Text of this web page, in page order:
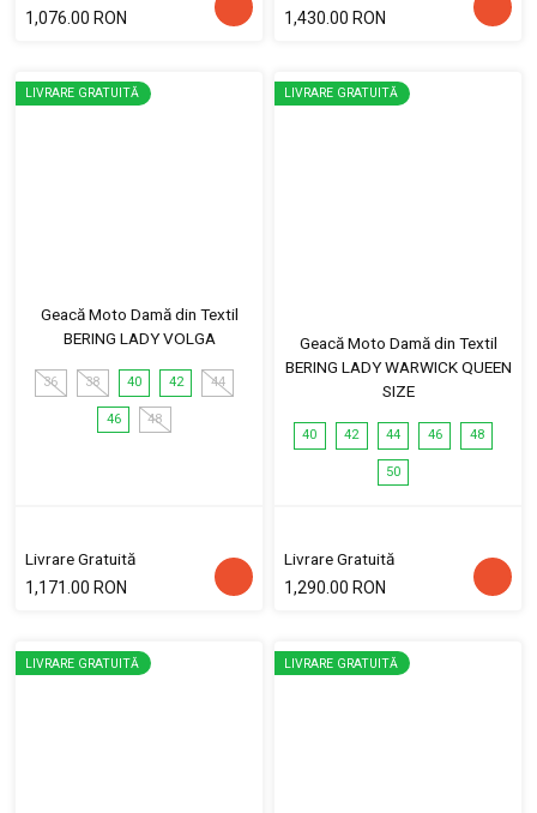
1,076.00 RON
1,430.00 RON
LIVRARE GRATUITĂ
Geacă Moto Damă din Textil
BERING LADY VOLGA
36 38 40 42 44
46 48
Livrare Gratuită
1,171.00 RON
LIVRARE GRATUITĂ
Geacă Moto Damă din Textil
BERING LADY WARWICK QUEEN
SIZE
40 42 44 46 48
50
Livrare Gratuită
1,290.00 RON
LIVRARE GRATUITĂ LIVRARE GRATUITĂ